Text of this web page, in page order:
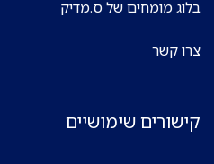
בלוג מומחים של ס.מדיק
צרו קשר
קישורים שימושיים